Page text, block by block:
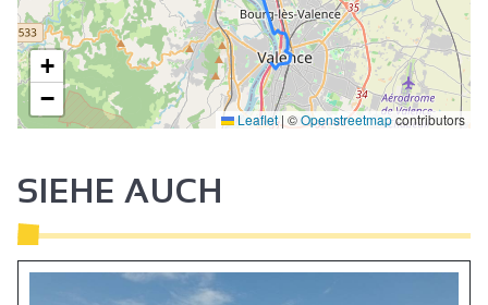
+
−
Leaflet | ©Openstreetmapcontributors
SIEHE AUCH